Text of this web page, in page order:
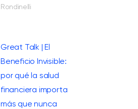
Rondinelli
Great Talk | El
Beneficio Invisible:
por qué la salud
financiera importa
más que nunca